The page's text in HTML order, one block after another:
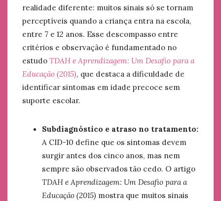
realidade diferente: muitos sinais só se tornam
perceptíveis quando a criança entra na escola,
entre 7 e 12 anos. Esse descompasso entre
critérios e observação é fundamentado no
estudo TDAH e Aprendizagem: Um Desafio para a
Educação (2015), que destaca a dificuldade de
identificar sintomas em idade precoce sem
suporte escolar.
Subdiagnóstico e atraso no tratamento:
A CID-10 define que os sintomas devem
surgir antes dos cinco anos, mas nem
sempre são observados tão cedo. O artigo
TDAH e Aprendizagem: Um Desafio para a
Educação (2015) mostra que muitos sinais